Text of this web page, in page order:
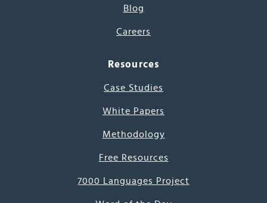
Blog
Careers
Resources
Case Studies
White Papers
Methodology
Free Resources
7000 Languages Project